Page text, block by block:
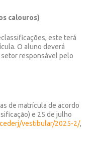
calouros)
este terá
O aluno deverá
setor responsável pelo
de matrícula de acordo
e 25 de julho
vestibular/2025-2/,